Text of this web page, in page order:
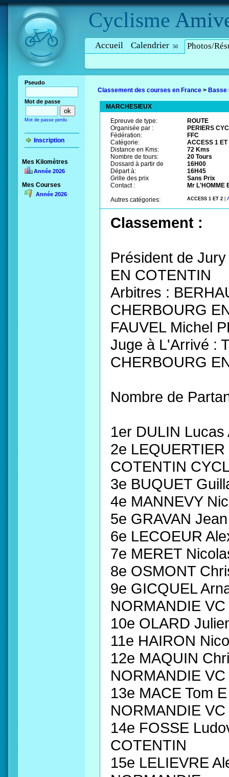
Cyclisme
Accueil Calendrier 50 Photos/
Pseudo
Mot de passe
Mot de passe perdu
Inscription
Mes Kilomètres
Année 2026
Mes Courses
Année 2026
Classement des courses en France > Basse
MARCHESIEUX
Epreuve de type:
ROUTE
Organisée par :
PERIERS
Fédération:
FFC
Catégorie:
ACCESS 1 ET
Distance en Kms:
72 Kms
Nombre de tours:
20 Tours
Dossard à partir de
16H00
Départ à:
16H45
Grille des prix
Sans Prix
Contact :
Mr L'HOMME
Autres catégories:
ACCESS 1 ET 2
Classement :
Président de
EN COTENTIN
Arbitres :
CHERBOURG
FAUVEL Michel
Juge à L'Arrivé :
CHERBOURG
Nombre de
1er DULIN Lucas
2e
COTENTIN
3e BUQUET
4e MANNEVY
5e GRAVAN
6e LECOEUR
7e MERET
8e OSMONT
9e GICQUEL
NORMANDIE VC
10e OLARD
11e HAIRON
12e MAQUIN
NORMANDIE VC
13e MACE Tom
NORMANDIE VC
14e FOSSE
COTENTIN
15e LELIEVRE